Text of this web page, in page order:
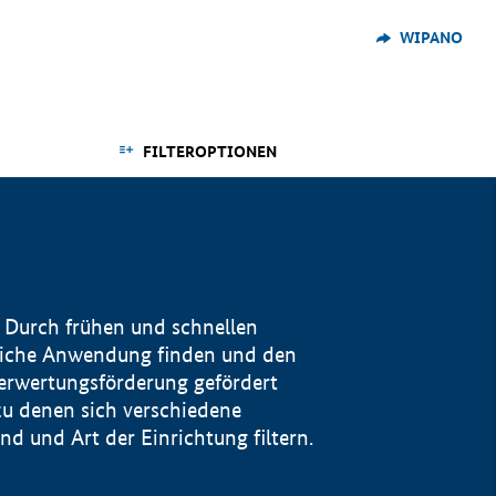
WIPANO
FILTEROPTIONEN
frühen und schnellen
Anwendung finden und den
gefördert
denen sich verschiedene
und Art der Einrichtung filtern.